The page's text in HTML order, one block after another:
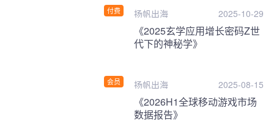
付费 扬帆出海 2025-10-29
会员
《2025玄学应用增长密码Z世
代下的神秘学》
扬帆出海 2025-08-15
《2026H1全球移动游戏市场
数据报告》